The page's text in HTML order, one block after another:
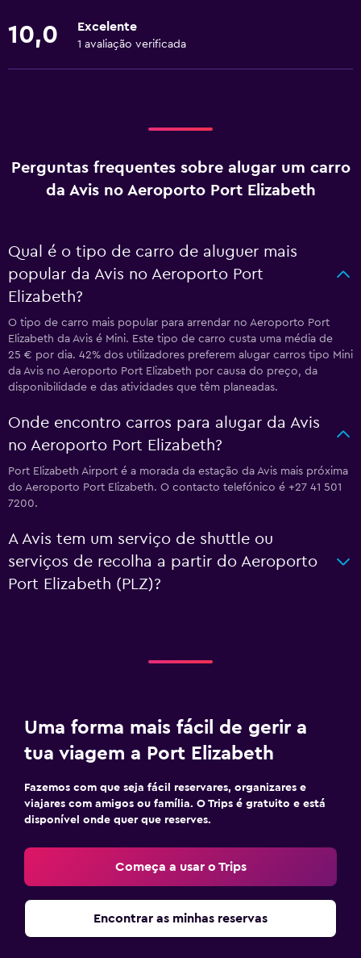
10,0 Excelente
1 avaliação verificada
Perguntas frequentes sobre alugar um carro
da Avis no Aeroporto Port Elizabeth
Qual é o tipo de carro de aluguer mais
popular da Avis no Aeroporto Port
Elizabeth?
O tipo de carro mais popular para arrendar no Aeroporto Port
Elizabeth da Avis é Mini. Este tipo de carro custa uma média de
25 € por dia. 42% dos utilizadores preferem alugar carros tipo Mini
da Avis no Aeroporto Port Elizabeth por causa do preço, da
disponibilidade e das atividades que têm planeadas.
Onde encontro carros para alugar da Avis
no Aeroporto Port Elizabeth?
Port Elizabeth Airport é a morada da estação da Avis mais próxima
do Aeroporto Port Elizabeth. O contacto telefónico é +27 41 501
7200.
A Avis tem um serviço de shuttle ou
serviços de recolha a partir do Aeroporto
Port Elizabeth (PLZ)?
Uma forma mais fácil de gerir a
tua viagem a Port Elizabeth
Fazemos com que seja fácil reservares, organizares e
viajares com amigos ou família. O Trips é gratuito e está
disponível onde quer que reserves.
Começa a usar o Trips
Encontrar as minhas reservas